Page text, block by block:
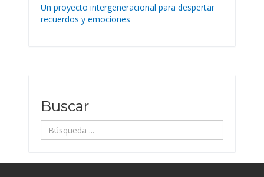
Un proyecto intergeneracional para despertar
recuerdos y emociones
Buscar
Búsqueda
...